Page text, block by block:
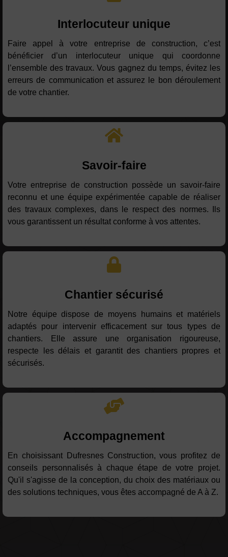
Interlocuteur unique
Faire appel à votre entreprise de construction, c’est
bénéficier d’un interlocuteur unique qui coordonne
l’ensemble des travaux. Vous gagnez du temps, évitez les
erreurs de communication et assurez le bon déroulement
de votre chantier.
Savoir-faire
Votre entreprise de construction possède un savoir-faire
reconnu et une équipe expérimentée capable de réaliser
des travaux complexes, dans le respect des normes. Ils
vous garantissent un résultat conforme à vos attentes.
Chantier sécurisé
Notre équipe dispose de moyens humains et matériels
adaptés pour intervenir efficacement sur tous types de
chantiers. Elle assure une organisation rigoureuse,
respecte les délais et garantit des chantiers propres et
sécurisés.
Accompagnement
En choisissant Dufresnes Construction, vous profitez de
conseils personnalisés à chaque étape de votre projet.
Qu'il s'agisse de la conception, du choix des matériaux ou
des solutions techniques, vous êtes accompagné de A à Z.